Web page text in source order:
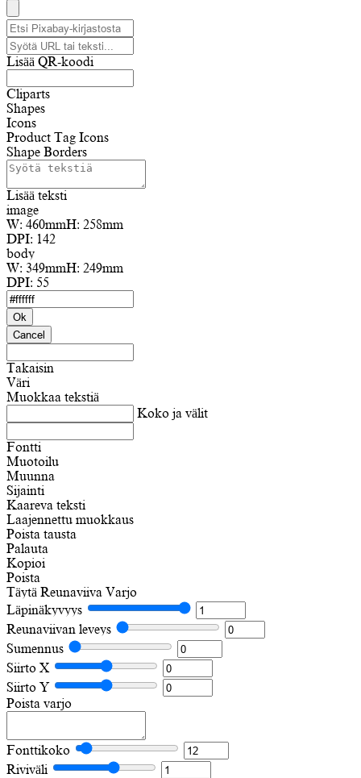
Lisää QR-koodi
Cliparts
Shapes
Icons
Product Tag Icons
Shape Borders
Lisää teksti
image
W: 460mmH: 258mm
DPI: 142
body
W: 349mmH: 249mm
DPI: 55
Ok
Cancel
Takaisin
Väri
Muokkaa tekstiä
Koko ja välit
Fontti
Muotoilu
Muunna
Sijainti
Kaareva teksti
Laajennettu muokkaus
Poista tausta
Palauta
Kopioi
Poista
Täytä Reunaviiva Varjo
Läpinäkyvyys
Reunaviivan leveys
Sumennus
Siirto X
Siirto Y
Poista varjo
Fonttikoko
Riviväli